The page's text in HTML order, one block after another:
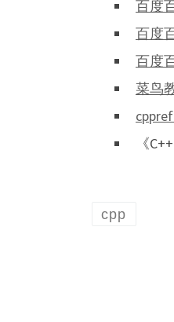
百度
百度
百度
菜鸟
《
cpp